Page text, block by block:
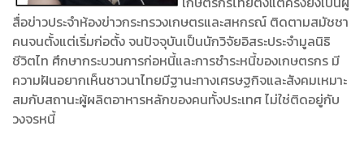
สื่อข่าวประจำห้องข่าวกระทรวงเกษตรและสหกรณ์ ติดตามสมัชชา
คนจนตั้งแต่เริ่มก่อตั้ง จนปัจจุบันเป็นนักวิจัยอิสระประจำมูลนิธิ
ชีวิตไท ศึกษากระบวนการก่อหนี้และการชำระหนี้ของเกษตรกร มี
ความฝันอยากเห็นชาวนาไทยมีฐานะทางเศรษฐกิจและสังคมเหมาะ
สมกับสถานะผู้ผลิตอาหารหลักของคนทั้งประเทศ ไม่ใช่ติดอยู่กับ
วงจรหนี้